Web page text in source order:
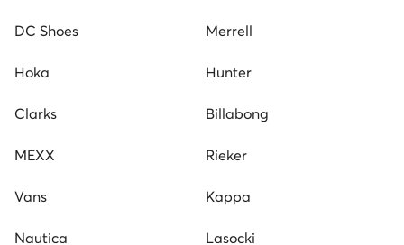
DC Shoes Merrell
Hoka Hunter
Clarks Billabong
MEXX Rieker
Vans Kappa
Nautica Lasocki